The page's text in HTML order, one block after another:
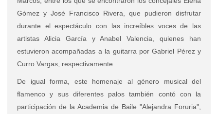
Gómez y José Francisco Rivera, que pudieron disfrutar
durante el espectáculo con las increíbles voces de las
artistas Alicia García y Anabel Valencia, quienes han
estuvieron acompañadas a la guitarra por Gabriel Pérez y
Curro Vargas, respectivamente.
De igual forma, este homenaje al género musical del
flamenco y sus diferentes palos también contó con la
participación de la Academia de Baile "Alejandra Foruria",